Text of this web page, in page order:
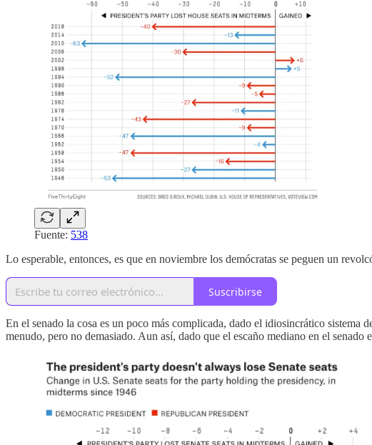
Fuente: 538
Lo esperable, entonces, es que en noviembre los demócratas se peguen un
Suscribirse
En el senado la cosa es un poco más complicada, dado el idiosincrático sistema
menudo, pero no demasiado. Aun así, dado que el escaño mediano en el senado